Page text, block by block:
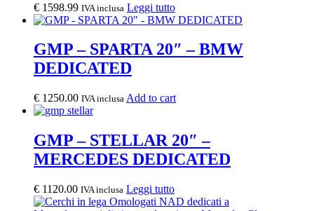
€ 1598.99 IVA inclusa Leggi tutto
GMP – SPARTA 20″ – BMW
DEDICATED
€ 1250.00 IVA inclusa Add to cart
GMP – STELLAR 20″ –
MERCEDES DEDICATED
€ 1120.00 IVA inclusa Leggi tutto